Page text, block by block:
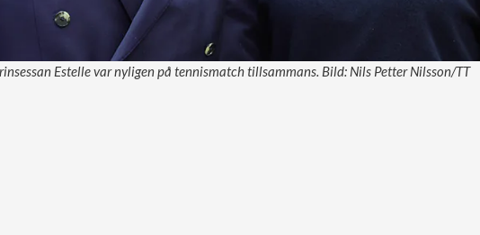
Estelle var nyligen på tennismatch tillsammans. Bild: Nils Petter Nilsson/TT